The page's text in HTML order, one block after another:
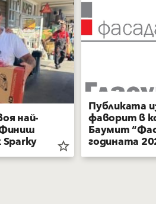
най-
star_border
Публиката
фаворит в
Баумит
годината